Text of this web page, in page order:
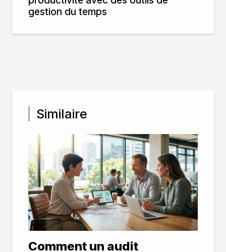
gestion du temps
Similaire
Comment un audit